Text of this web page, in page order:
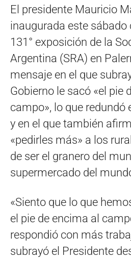
El presidente Mauricio
inaugurada este
131° exposición de la
Argentina (SRA) en
mensaje en el que
Gobierno le sacó «el pie
campo», lo que redundó
y en el que también
«pedirles más» a los
de ser el granero del
supermercado del
«Siento que lo que
el pie de encima al
respondió con más
subrayó el Presidente